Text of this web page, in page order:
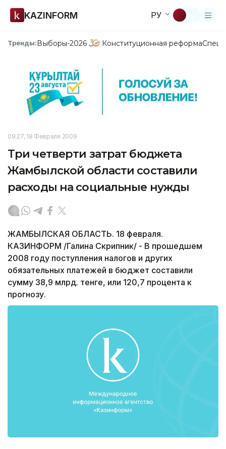
KAZINFORM РУ
Тренды:Выборы-2026 Конституционная реформа
09:27, 18 Февраля 2009
Три четверти затрат бюджета
Жамбылской области составили
расходы на социальные нужды
ЖАМБЫЛСКАЯ ОБЛАСТЬ. 18 февраля.
КАЗИНФОРМ /Галина Скрипник/ - В прошедшем
2008 году поступления налогов и других
обязательных платежей в бюджет составили
сумму 38,9 млрд. тенге, или 120,7 процента к
прогнозу.